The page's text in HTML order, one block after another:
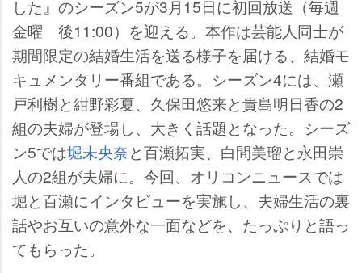
した』のシーズン5が3月15日に初回放送（毎週
金曜 後11:00）を迎える。本作は芸能人同士が
期間限定の結婚生活を送る様子を届ける、結婚モ
キュメンタリー番組である。シーズン4には、瀬
戸利樹と紺野彩夏、久保田悠来と貴島明日香の2
組の夫婦が登場し、大きく話題となった。シーズ
ン5では堀未央奈と百瀬拓実、白間美瑠と永田崇
人の2組が夫婦に。今回、オリコンニュースでは
堀と百瀬にインタビューを実施し、夫婦生活の裏
話やお互いの意外な一面などを、たっぷりと語っ
てもらった。